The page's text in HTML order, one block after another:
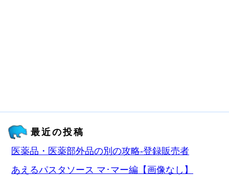
最近の投稿
医薬品・医薬部外品の別の攻略‐登録販売者
あえるパスタソース マ･マー編【画像なし】